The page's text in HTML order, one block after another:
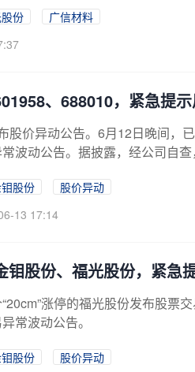
份
广信材料
、688010，紧急提
股价异动公告。6月12日晚间，
波动公告。据披露，经公司自
股份
股价异动
13 17:14
钼股份、福光股份，紧急
涨停的福光股份发布股票
常波动公告。
股份
股价异动